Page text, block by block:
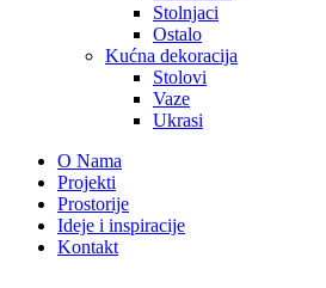
Stolnjaci
Ostalo
Kućna dekoracija
Stolovi
Vaze
Ukrasi
O Nama
Projekti
Prostorije
Ideje i inspiracije
Kontakt